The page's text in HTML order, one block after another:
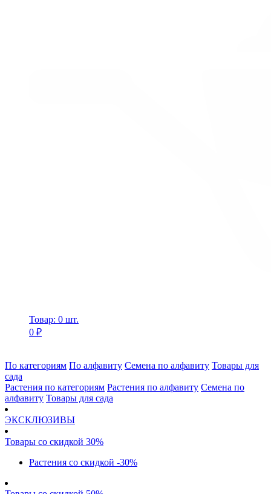
Товар: 0 шт.
0 ₽
По категориям По алфавиту Семена по алфавиту Товары для
сада
Растения по категориям Растения по алфавиту Семена по
алфавиту Товары для сада
ЭКСКЛЮЗИВЫ
Товары со скидкой 30%
Растения со скидкой -30%